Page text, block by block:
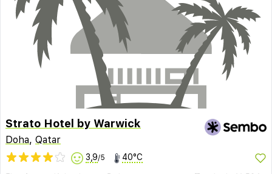
Strato Hotel by Warwick
Doha, Qatar
3,9/5 40°C